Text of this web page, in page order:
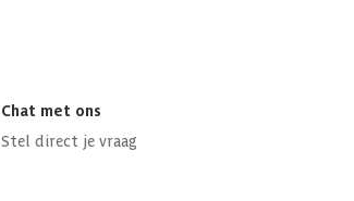
Chat met ons
Stel direct je vraag